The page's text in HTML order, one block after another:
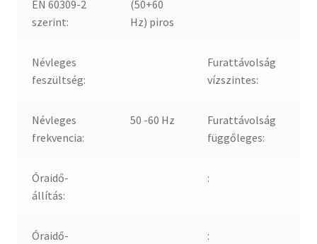
EN 60309-2
szerint:
(50+60
Hz) piros
Névleges
feszültség:
Furattávolság
vízszintes:
Névleges
frekvencia:
50 -60 Hz
Furattávolság
függőleges:
Óraidő-
állítás:
:
Óraidő-
: